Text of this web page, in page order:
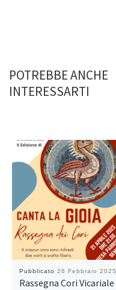
POTREBBE ANCHE
INTERESSARTI
Pubblicato 26 Febbraio 2025
Rassegna Cori Vicariale